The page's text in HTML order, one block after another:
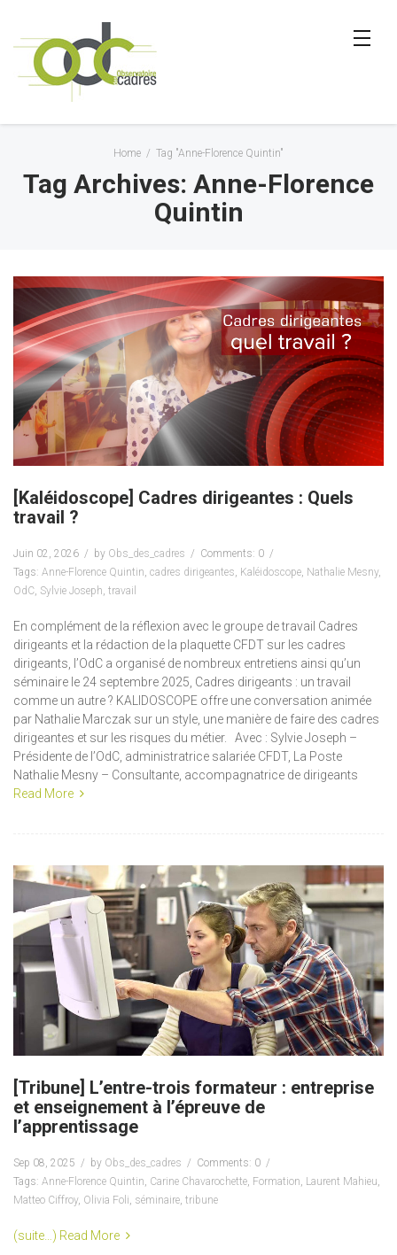
Home / Tag "Anne-Florence Quintin"
Tag Archives: Anne-Florence
Quintin
[Kaléidoscope] Cadres dirigeantes : Quels
travail ?
Juin 02, 2026 by Obs_des_cadres
Comments: 0
Tags: Anne-Florence Quintin, cadres dirigeantes, Kaléidoscope, Nathalie Mesny,
OdC, Sylvie Joseph, travail
En complément de la réflexion avec le groupe de travail Cadres
dirigeants et la rédaction de la plaquette CFDT sur les cadres
dirigeants, l’OdC a organisé de nombreux entretiens ainsi qu’un
séminaire le 24 septembre 2025, Cadres dirigeants : un travail
comme un autre ? KALIDOSCOPE offre une conversation animée
par Nathalie Marczak sur un style, une manière de faire des cadres
dirigeantes et sur les risques du métier. Avec : Sylvie Joseph –
Présidente de l’OdC, administratrice salariée CFDT, La Poste
Nathalie Mesny – Consultante, accompagnatrice de dirigeants
Read More
[Tribune] L’entre-trois formateur : entreprise
et enseignement à l’épreuve de
l’apprentissage
Sep 08, 2025 by Obs_des_cadres
Comments: 0
Tags: Anne-Florence Quintin Carine Chavarochette Formation Laurent Mahieu
Matteo Ciffroy, Olivia Foli séminaire tribune
(suite…) Read More